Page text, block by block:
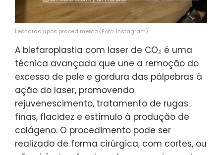
Leonardo após procedimento (Foto: Instagram)
A blefaroplastia com laser de CO₂ é uma
técnica avançada que une a remoção do
excesso de pele e gordura das pálpebras à
ação do laser, promovendo
rejuvenescimento, tratamento de rugas
finas, flacidez e estímulo à produção de
colágeno. O procedimento pode ser
realizado de forma cirúrgica, com cortes, ou